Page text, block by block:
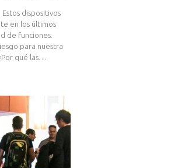
dispositivos
en los últimos
de funciones.
para nuestra
qué las…